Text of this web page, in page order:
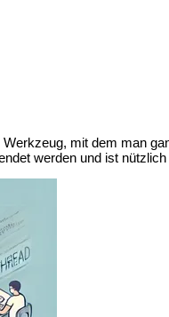
Werkzeug, mit dem man
werden und ist nützlich